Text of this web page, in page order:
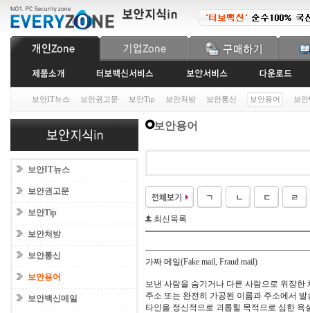
보안IT뉴스 보안권고문 보안Tip 보안처방 보안통신 보안용어 보
보안IT뉴스
보안권고문
보안Tip
보안처방
보안통신
보안용어
보안백신메일
보안용어
최신목록
가짜 메일(Fake mail, Fraud mail)
보낸 사람을 숨기거나 다른 사람으로 위장
주소 또는 완전히 가공된 이름과 주소에서
타인을 정신적으로 괴롭힐 목적으로 심한